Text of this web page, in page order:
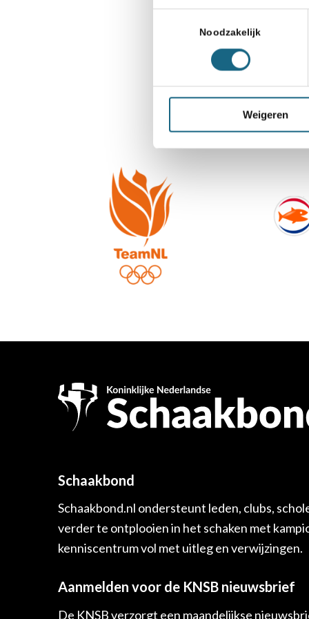
Noodzakelijk
Weigeren
Schaakbond
Schaakbond.nl ondersteunt leden, clubs,
verder te ontplooien in het schaken met
kenniscentrum vol met uitleg en verwijzingen.
Aanmelden voor de KNSB nieuwsbrief
De KNSB verzorgt een maandelijkse